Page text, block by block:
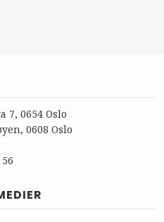
7, 0654 Oslo
0608 Oslo